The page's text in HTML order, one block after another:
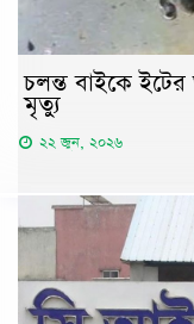
চলন্ত বাইকে
মৃত্যু
২২ জুন, ২০২৬